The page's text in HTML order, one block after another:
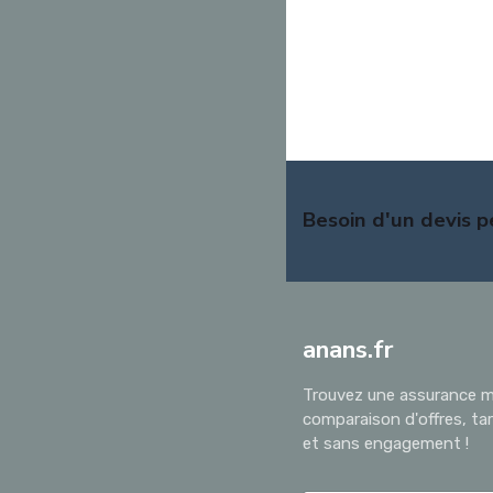
Besoin d'un devis
anans.fr
Trouvez une assurance
comparaison d'offres,
et sans engagement !